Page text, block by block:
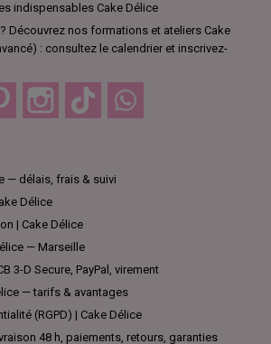
indispensables Cake Délice
Découvrez nos formations et ateliers Cake
: consultez le calendrier et inscrivez-
Pinterest Instagram TikTok
— délais, frais & suivi
Délice
| Cake Délice
— Marseille
3-D Secure, PayPal, virement
— tarifs & avantages
(RGPD) | Cake Délice
48 h, paiements, retours, garanties